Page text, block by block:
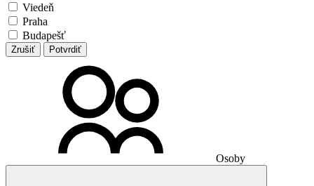
Viedeň
Praha
Budapešť
Zrušiť Potvrdiť
Osoby